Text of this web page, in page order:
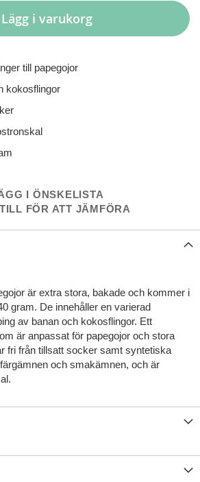
Lägg i varukorg
till papegojor
kokosflingor
I ÖNSKELISTA
FÖR ATT JÄMFÖRA
är extra stora, bakade och kommer i
gram. De innehåller en varierad
av banan och kokosflingor. Ett
är anpassat för papegojor och stora
fri från tillsatt socker samt syntetiska
och smakämnen, och är